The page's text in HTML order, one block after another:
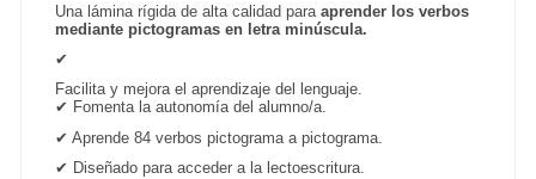
Una lámina rígida de alta calidad para aprender los verbos
mediante pictogramas en letra minúscula.
✔
Facilita y mejora el aprendizaje del lenguaje.
✔ Fomenta la autonomía del alumno/a.
✔ Aprende 84 verbos pictograma a pictograma.
✔ Diseñadopara acceder a la lectoescritura.